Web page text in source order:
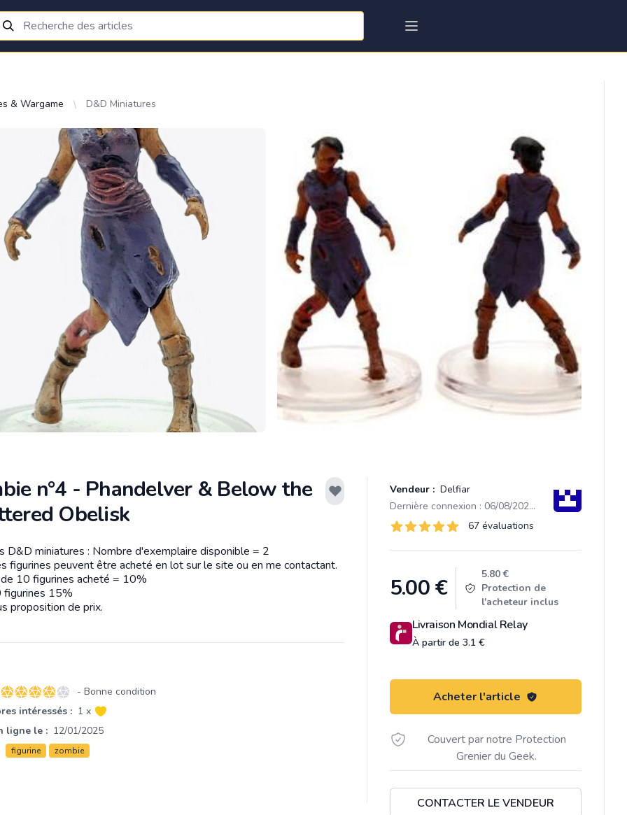
& Wargame D&D Miniatures
n°4 - Phandelver & Below the
Obelisk
Vendeur : Delfiar
Dernière connexion : 06/08/2026 14:14
Évaluations
67 sur 5 étoiles 67 évaluations
Product information
5.00€
5.80 €
Protection de
l'acheteur inclus
Livraison Mondial Relay
À partir de 3.1 €
Acheter l'article
Couvert par notre Protection
Grenier du Geek.
CONTACTER LE VENDEUR
D&D miniatures : Nombre d'exemplaire disponible = 2
figurines peuvent être acheté en lot sur le site ou en me contactant.
10 figurines acheté = 10%
figurines 15%
proposition de prix.
4 sur 5 étoiles
- Bonne condition
intéressés : 1 x
ligne le : 12/01/2025
figurine zombie